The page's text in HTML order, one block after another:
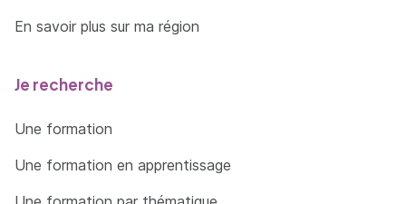
En savoir plus sur ma région
Je recherche
Une formation
Une formation en apprentissage